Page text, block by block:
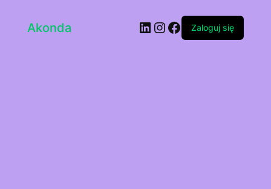
Akonda LinkedIn
Instagram
Facebook
Zaloguj się